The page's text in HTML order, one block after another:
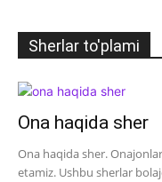
Sherlar to'plami
Ona haqida sher
Ona haqida sher.
etamiz. Ushbu sherlar